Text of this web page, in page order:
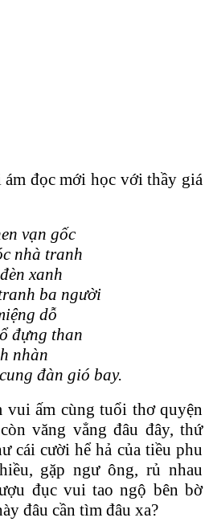
đọc mới học với thầy giá
vạn gốc
nhà tranh
xanh
ba người
dỗ
đựng than
nhàn
đàn gió bay.
vui ấm cùng tuổi thơ quyện
văng vẳng đâu đây, thứ
cái cười hể hả của tiều phu
gặp ngư ông, rủ nhau
đục vui tao ngộ bên bờ
đâu cần tìm đâu xa?